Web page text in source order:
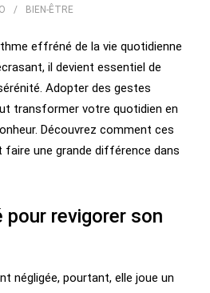
BIEN-ÊTRE
effréné de la vie quotidienne
il devient essentiel de
Adopter des gestes
transformer votre quotidien en
Découvrez comment ces
une grande différence dans
pour revigorer son
négligée, pourtant, elle joue un